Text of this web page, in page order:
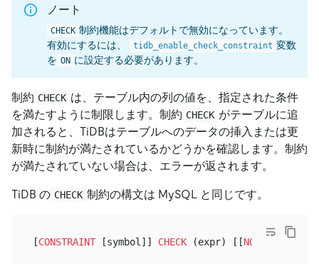
ノート
CHECK 制約機能はデフォルトで無効になっています。
有効にするには、
tidb_enable_check_constraint 変数
を ON に設定する必要があります。
制約 CHECK は、テーブル内の列の値を、指定された条件
を満たすように制限します。制約 CHECK がテーブルに追
加されると、TiDBはテーブルへのデータの挿入または更
新時に制約が満たされているかどうかを確認します。制約
が満たされていない場合は、エラーが返されます。
TiDB の CHECK 制約の構文は MySQL と同じです。
[CONSTRAINT [symbol]] CHECK (expr) [[NOT